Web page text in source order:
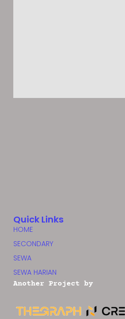
Quick Links
HOME
SECONDARY
SEWA
SEWA HARIAN
Another Project by